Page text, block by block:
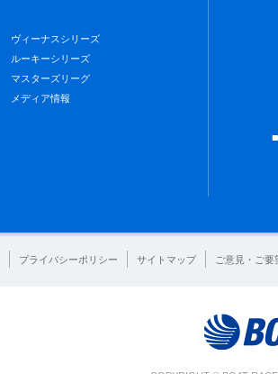
ヴィーナスシリーズ
ルーキーシリーズ
マスターズリーグ
メディア情報
プライバシーポリシー サイトマップ ご意見・ご要